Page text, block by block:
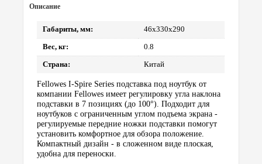
Описание
Габариты, мм: 46х330х290
Вес, кг: 0.8
Страна: Китай
Fellowes I-Spire Series подставка под ноутбук от
компании Fellowes имеет регулировку угла наклона
подставки в 7 позициях (до 100°). Подходит для
ноутбуков с ограниченным углом подъема экрана -
регулируемые передние ножки подставки помогут
установить комфортное для обзора положение.
Компактный дизайн - в сложенном виде плоская,
удобна для переноски.